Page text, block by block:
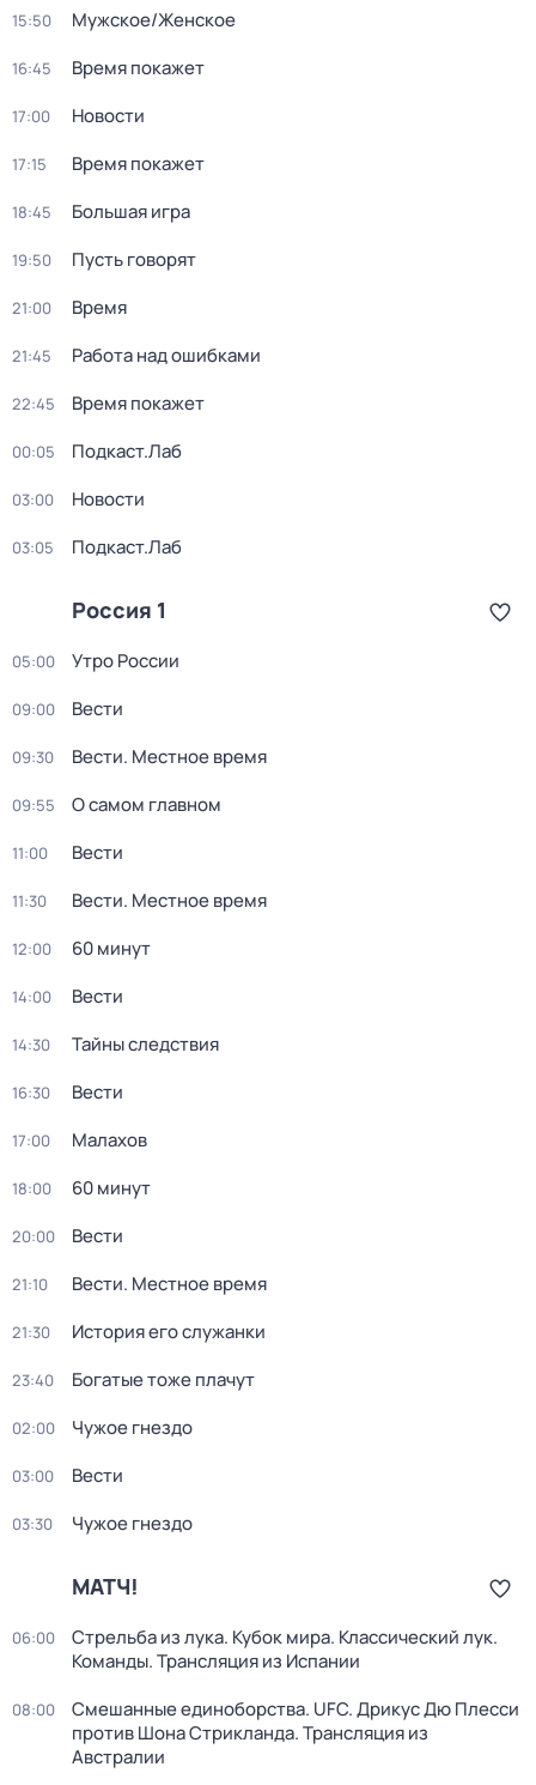
15:50 Мужское/Женское
16:45 Время покажет
17:00 Новости
17:15 Время покажет
18:45 Большая игра
19:50 Пусть говорят
21:00 Время
21:45 Работа над ошибками
22:45 Время покажет
00:05 Подкаст.Лаб
03:00 Новости
03:05 Подкаст.Лаб
Россия 1
05:00 Утро России
09:00 Вести
09:30 Вести. Местное время
09:55 О самом главном
11:00 Вести
11:30 Вести. Местное время
12:00 60 минут
14:00 Вести
14:30 Тайны следствия
16:30 Вести
17:00 Малахов
18:00 60 минут
20:00 Вести
21:10 Вести. Местное время
21:30 История его служанки
23:40 Богатые тоже плачут
02:00 Чужое гнездо
03:00 Вести
03:30 Чужое гнездо
МАТЧ!
06:00
Стрельба из лука. Кубок мира. Классический лук.
Команды. Трансляция из Испании
08:00
Смешанные единоборства. UFC. Дрикус Дю Плесси
против Шона Стрикланда. Трансляция из
Австралии